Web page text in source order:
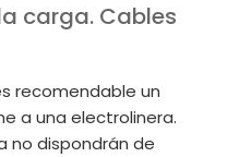
carga. Cables
recomendable un
a una electrolinera.
no dispondrán de